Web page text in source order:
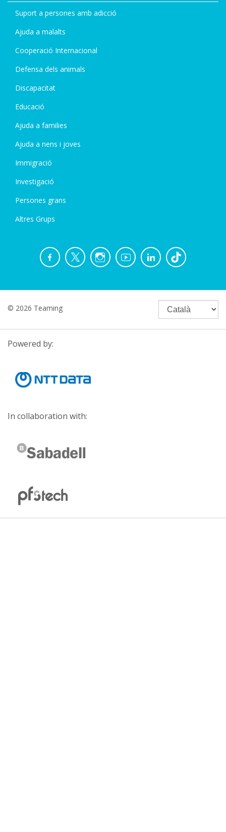
Suport a persones amb adicció
Ajuda a malalts
Cooperació Internacional
Defensa dels animals
Discapacitat
Educació
Ajuda a families
Ajuda a nens i joves
Immigració
Investigació
Persones grans
Altres Grups
© 2026 Teaming
Powered by:
In collaboration with: